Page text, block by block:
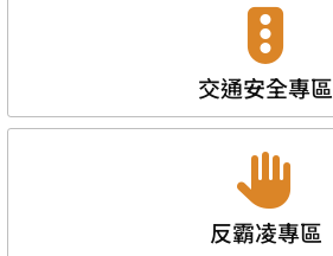
交通安全專區
反霸凌專區